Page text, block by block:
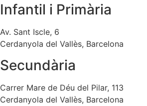
Infantil i Primària
Av. Sant Iscle, 6
Cerdanyola del Vallès, Barcelona
Secundària
Carrer Mare de Déu del Pilar, 113
Cerdanyola del Vallès, Barcelona